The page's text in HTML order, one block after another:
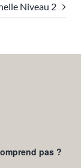
Niveau 2
pas ?